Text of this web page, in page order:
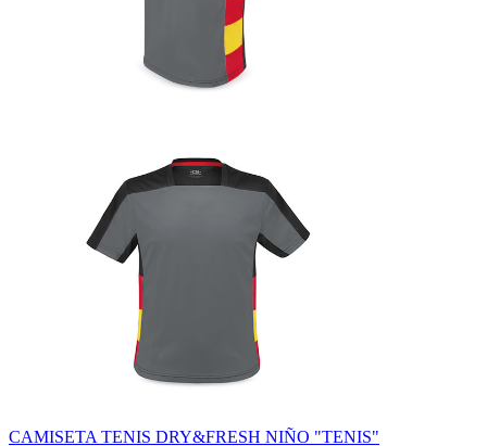
CAMISETA TENIS DRY&FRESH NIÑO "TENIS"